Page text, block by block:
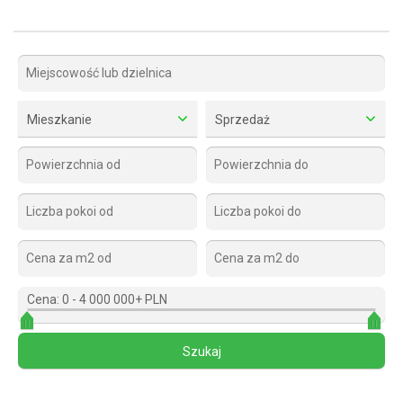
Mieszkanie Sprzedaż
Cena: 0 - 4 000 000+ PLN